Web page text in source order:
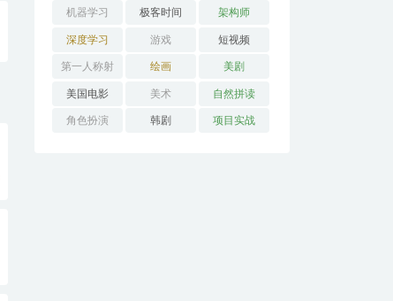
机器学习 极客时间 架构师
深度学习 游戏 短视频
第一人称射
击FPS
绘画 美剧
美国电影 美术 自然拼读
角色扮演 韩剧 项目实战